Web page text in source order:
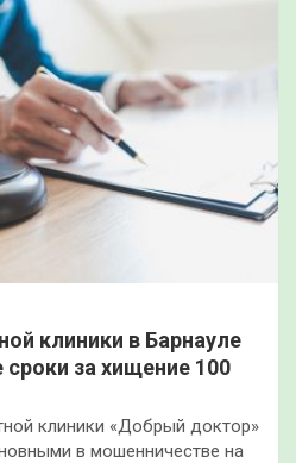
клиники в Барнауле
за хищение 100
клиники «Добрый доктор»
в мошенничестве на